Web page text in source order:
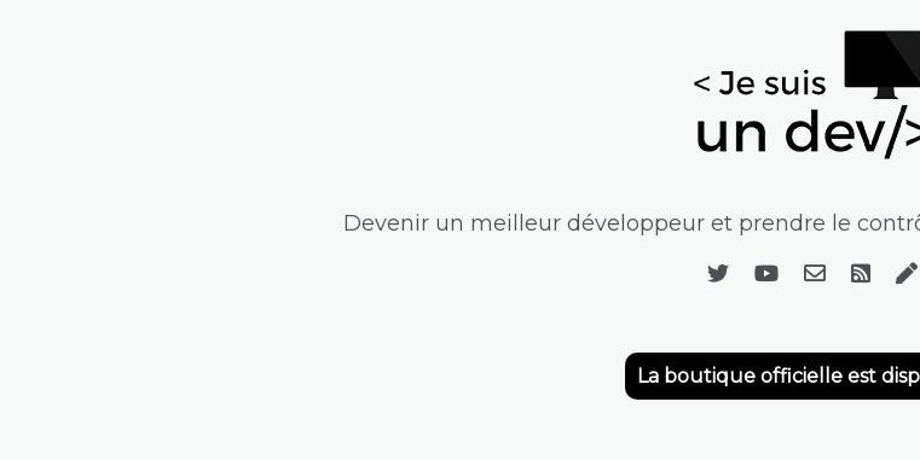
Devenir un meilleur développeur et prendre le
La boutique officielle est